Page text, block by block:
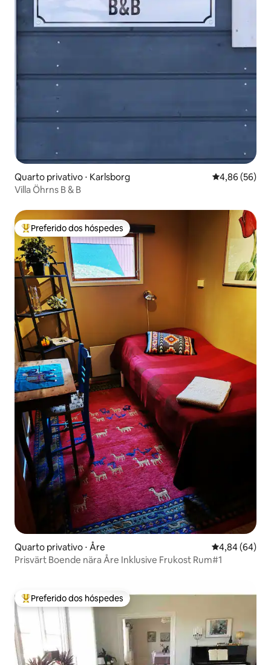
Quarto privativo ⋅ Karlsborg 4,86 de uma
4,86 (56)
Villa Öhrns B & B
Entre os melhores preferidos dos hóspedes
Preferido dos hóspedes
Quarto privativo ⋅ Åre 4,84 de uma
4,84 (64)
Prisvärt Boende nära Åre Inklusive Frukost Rum#1
Entre os melhores preferidos dos hóspedes
Preferido dos hóspedes